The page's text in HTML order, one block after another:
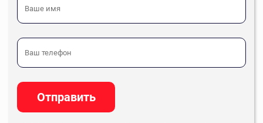
Отправить